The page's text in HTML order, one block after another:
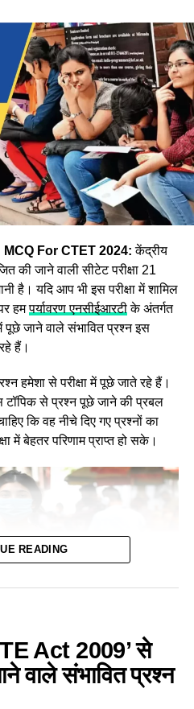
2024: कैसे
की
डाउनलोड करने के लिए, सबसे पहले
पर जाना होगा
रहेCTET Answer Key 2024
और जन्म की तारीख दर्ज करके
Key स्क्रीन पर प्रदर्शित हो
For CTET 2024: केंद्रीय
की जाने वाली सीटेट परीक्षा 21
है। यदि आप भी इस परीक्षा में शामिल
हमपर्यावरण एनसीईआरटीके अंतर्गत
पूछे जाने वाले संभावित प्रश्न इस
हैं।
हमेशा से परीक्षा में पूछे जाते रहे हैं।
टॉपिक से प्रश्न पूछे जाने की प्रबल
कि वह नीचे दिए गए प्रश्नों का
में बेहतर परिणाम प्राप्त हो सके।
आवाज से जुड़े महत्वपूर्ण
Based Important
READING
Act 2009’ से
वाले संभावित प्रश्न